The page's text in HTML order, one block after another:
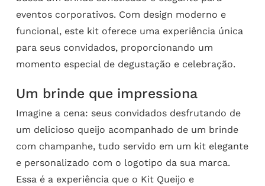
eventos corporativos. Com design moderno e
funcional, este kit oferece uma experiência única
para seus convidados, proporcionando um
momento especial de degustação e celebração.
Um brinde que impressiona
Imagine a cena: seus convidados desfrutando de
um delicioso queijo acompanhado de um brinde
com champanhe, tudo servido em um kit elegante
e personalizado com o logotipo da sua marca.
Essa é a experiência que o Kit Queijo e